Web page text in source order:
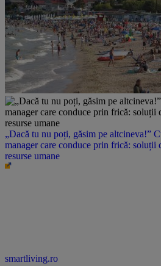
„Dacă tu nu poți, găsim pe altcineva!”
manager care conduce prin frică: soluții
resurse umane
smartliving.ro